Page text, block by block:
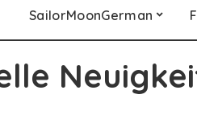
SailorMoonGerman